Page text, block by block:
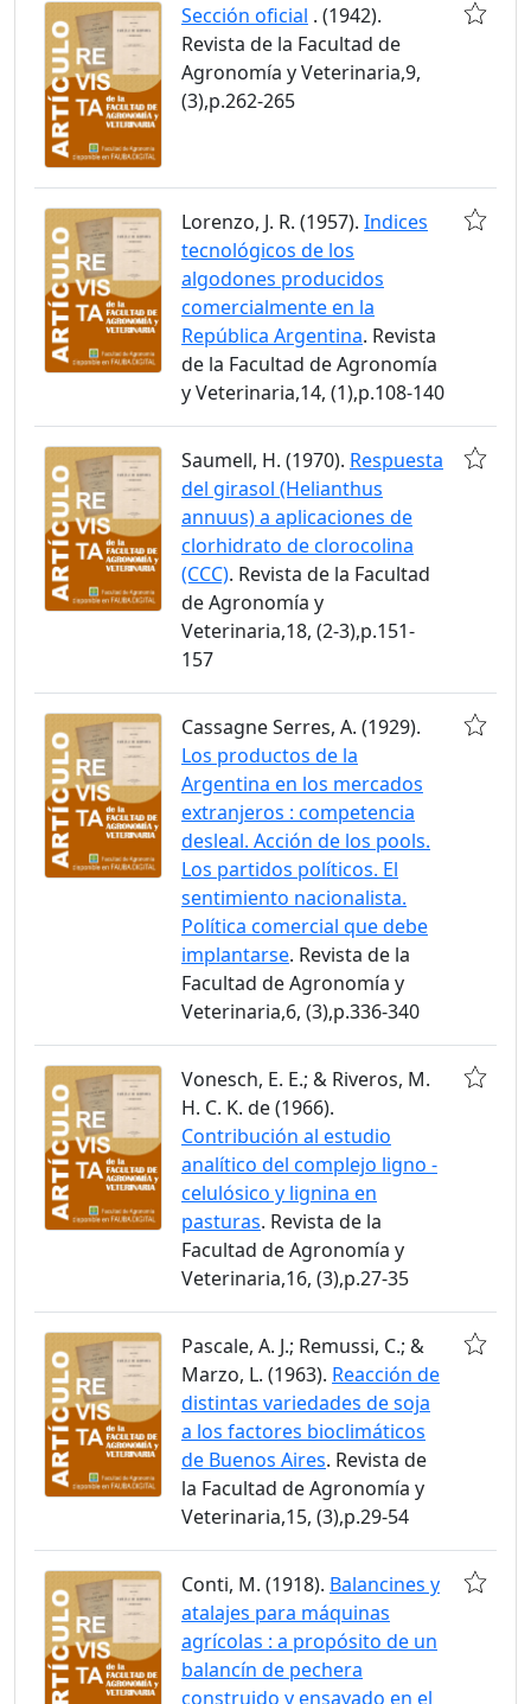
Sección oficial . (1942).
Revista de la Facultad de
Agronomía y Veterinaria,9,
(3),p.262-265
Lorenzo, J. R. (1957). Indices
tecnológicos de los
algodones producidos
comercialmente en la
República Argentina. Revista
de la Facultad de Agronomía
y Veterinaria,14, (1),p.108-140
Saumell, H. (1970). Respuesta
del girasol (Helianthus
annuus) a aplicaciones de
clorhidrato de clorocolina
(CCC). Revista de la Facultad
de Agronomía y
Veterinaria,18, (2-3),p.151-
157
Cassagne Serres, A. (1929).
Los productos de la
Argentina en los mercados
extranjeros : competencia
desleal. Acción de los pools.
Los partidos políticos. El
sentimiento nacionalista.
Política comercial que debe
implantarse. Revista de la
Facultad de Agronomía y
Veterinaria,6, (3),p.336-340
Vonesch, E. E.; & Riveros, M.
H. C. K. de (1966).
Contribución al estudio
analítico del complejo ligno -
celulósico y lignina en
pasturas. Revista de la
Facultad de Agronomía y
Veterinaria,16, (3),p.27-35
Pascale, A. J.; Remussi, C.; &
Marzo, L. (1963). Reacción de
distintas variedades de soja
a los factores bioclimáticos
de Buenos Aires. Revista de
la Facultad de Agronomía y
Veterinaria,15, (3),p.29-54
Conti, M. (1918). Balancines y
atalajes para máquinas
agrícolas : a propósito de un
balancín de pechera
construido y ensayado en el